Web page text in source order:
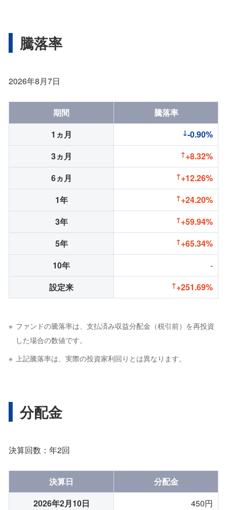
騰落率
2026年8月7日
期間
騰落率
1ヵ月
-0.90%
3ヵ月
+8.32%
6ヵ月
+12.26%
1年
+24.20%
3年
+59.94%
5年
+65.34%
10年
-
設定来
+251.69%
ファンドの騰落率は、支払済み収益分配金（税引前）を再投資
した場合の数値です。
上記騰落率は、実際の投資家利回りとは異なります。
分配金
決算回数：年2回
決算日
分配金
2026年2月10日
450円